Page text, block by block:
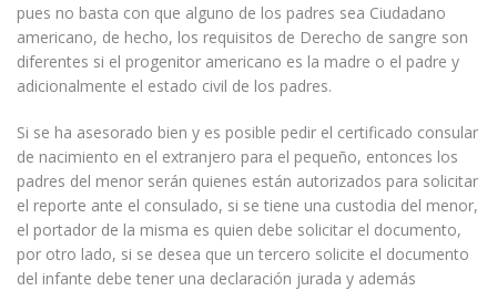
pues no basta con que alguno de los padres sea Ciudadano
americano, de hecho, los requisitos de Derecho de sangre son
diferentes si el progenitor americano es la madre o el padre y
adicionalmente el estado civil de los padres.
Si se ha asesorado bien y es posible pedir el certificado consular
de nacimiento en el extranjero para el pequeño, entonces los
padres del menor serán quienes están autorizados para solicitar
el reporte ante el consulado, si se tiene una custodia del menor,
el portador de la misma es quien debe solicitar el documento,
por otro lado, si se desea que un tercero solicite el documento
del infante debe tener una declaración jurada y además